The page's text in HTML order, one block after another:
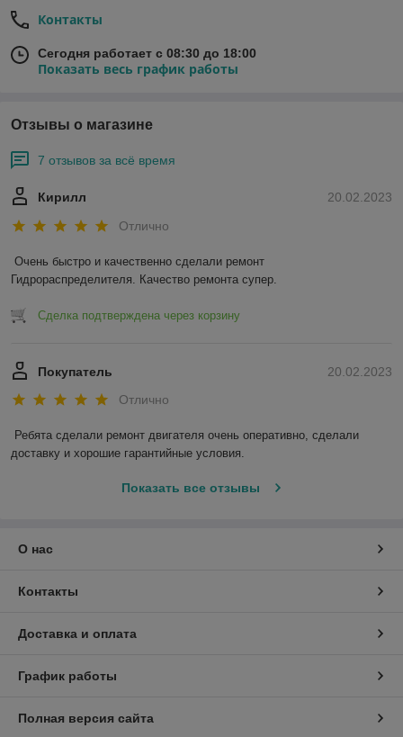
Контакты
Сегодня работает с 08:30 до 18:00
Показать весь график работы
Отзывы о магазине
7 отзывов за всё время
20.02.2023
Кирилл
Отлично
Очень быстро и качественно сделали ремонт
Гидрораспределителя. Качество ремонта супер.
Сделка подтверждена через корзину
20.02.2023
Покупатель
Отлично
Ребята сделали ремонт двигателя очень оперативно, сделали
доставку и хорошие гарантийные условия.
Показать все отзывы
О нас
Контакты
Доставка и оплата
График работы
Полная версия сайта